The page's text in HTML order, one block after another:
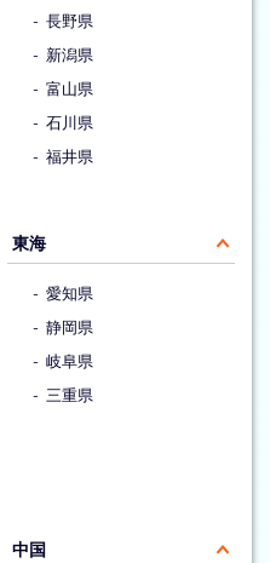
長野県
新潟県
富山県
石川県
福井県
東海
愛知県
静岡県
岐阜県
三重県
中国